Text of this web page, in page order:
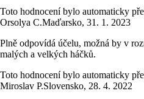
Toto hodnocení bylo automaticky
Orsolya C.Maďarsko, 31. 1. 2023
Plně odpovídá účelu, možná by v
malých a velkých háčků.
Toto hodnocení bylo automaticky
Miroslav P.Slovensko, 28. 4. 2022